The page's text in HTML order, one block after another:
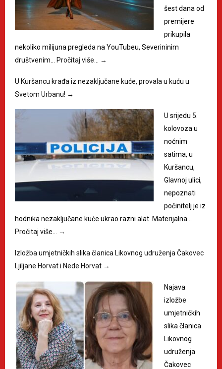
šest dana od
premijere
prikupila
nekoliko milijuna pregleda na YouTubeu, Severininim
društvenim…
Pročitaj više… →
U Kuršancu krađa iz nezaključane kuće, provala u kuću u
Svetom Urbanu! →
U srijedu 5.
kolovoza u
noćnim
satima, u
Kuršancu,
Glavnoj ulici,
nepoznati
počinitelj je iz
hodnika nezaključane kuće ukrao razni alat. Materijalna…
Pročitaj više…
→
Izložba umjetničkih slika članica Likovnog udruženja Čakovec
Ljiljane Horvat i Nede Horvat →
Najava
izložbe
umjetničkih
slika članica
Likovnog
udruženja
Čakovec